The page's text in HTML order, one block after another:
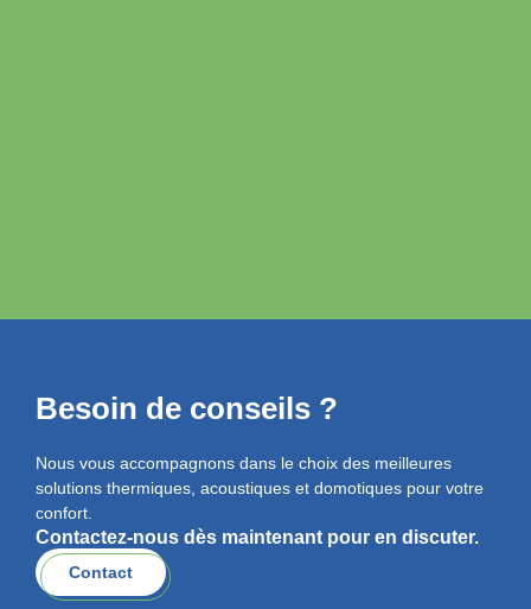
Besoin de conseils ?
Nous vous accompagnons dans le choix des meilleures
solutions thermiques, acoustiques et domotiques pour votre
confort.
Contactez-nous dès maintenant pour en discuter.
Contact